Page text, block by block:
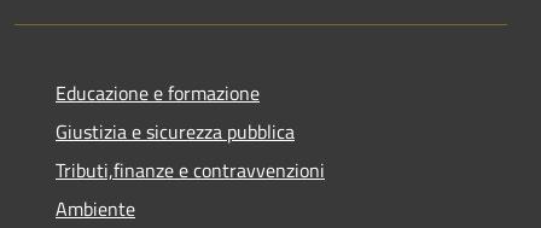
Educazione e formazione
Giustizia e sicurezza pubblica
Tributi,finanze e contravvenzioni
Ambiente